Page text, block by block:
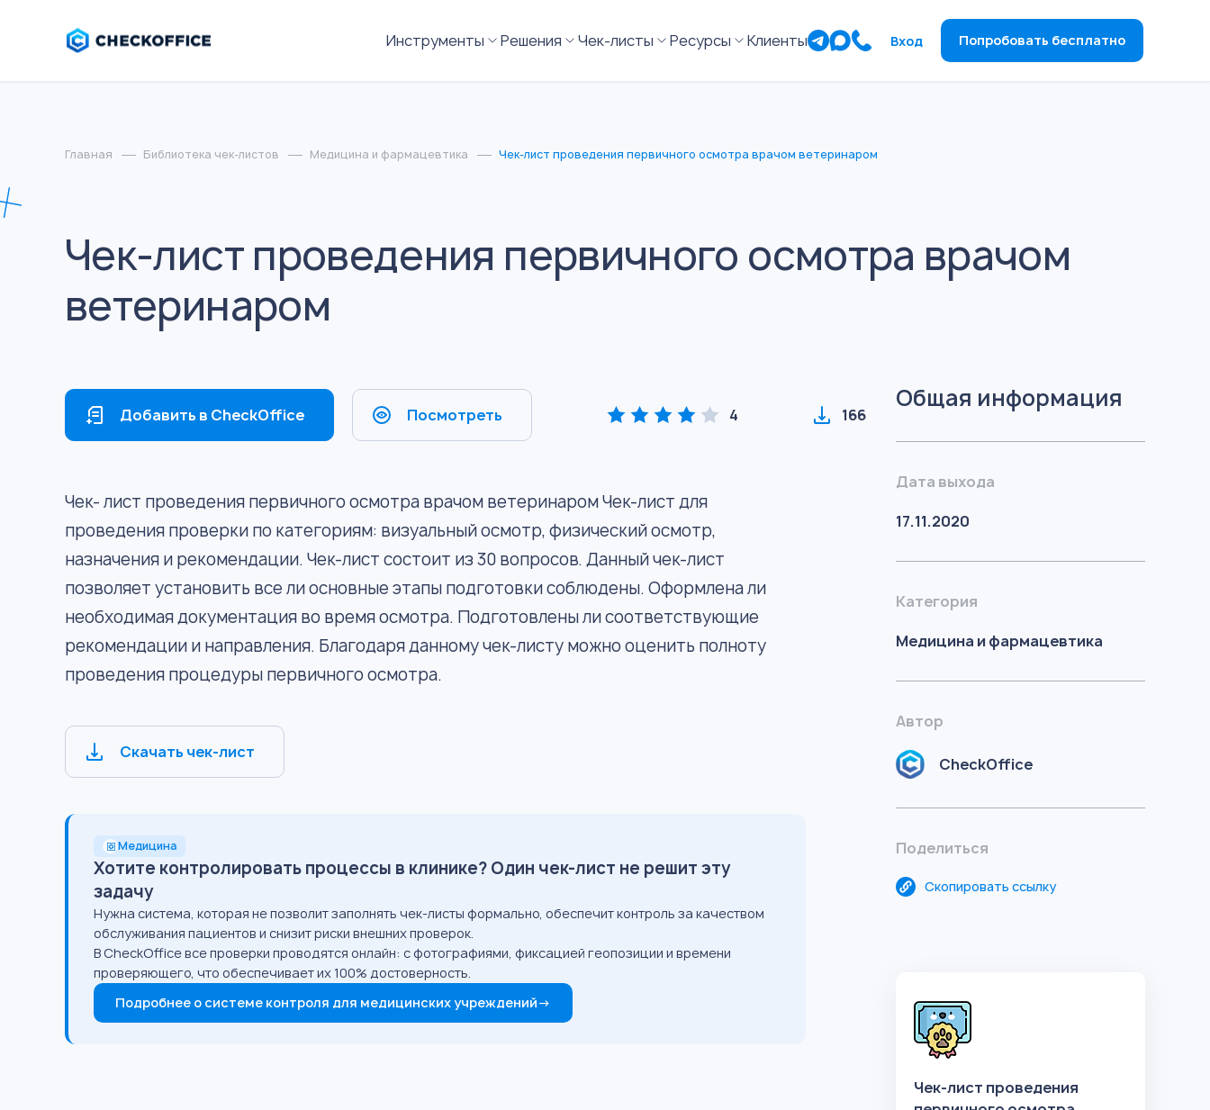
Инструменты Решения Чек-листы Ресурсы Клиенты Вход Попробовать бесплатно
Главная Библиотека чек-листов Медицина и фармацевтика Чек-лист проведения первичного осмотра врачом ветеринаром
Чек-лист проведения первичного осмотра врачом
ветеринаром
Добавить в CheckOffice Посмотреть 4 166
Общая информация
Дата выхода
17.11.2020
Категория
Медицина и фармацевтика
Автор
CheckOffice
Поделиться
Скопировать ссылку
Чек-лист проведения
Чек- лист проведения первичного осмотра врачом ветеринаром Чек-лист для
проведения проверки по категориям: визуальный осмотр, физический осмотр,
назначения и рекомендации. Чек-лист состоит из 30 вопросов. Данный чек-лист
позволяет установить все ли основные этапы подготовки соблюдены. Оформлена ли
необходимая документация во время осмотра. Подготовлены ли соответствующие
рекомендации и направления. Благодаря данному чек-листу можно оценить полноту
проведения процедуры первичного осмотра.
Скачать чек-лист
Медицина
Хотите контролировать процессы в клинике? Один чек-лист не решит эту
задачу
Нужна система, которая не позволит заполнять чек-листы формально, обеспечит контроль за качеством
обслуживания пациентов и снизит риски внешних проверок.
В CheckOffice все проверки проводятся онлайн: с фотографиями, фиксацией геопозиции и времени
проверяющего, что обеспечивает их 100% достоверность.
Подробнее о системе контроля для медицинских учреждений→